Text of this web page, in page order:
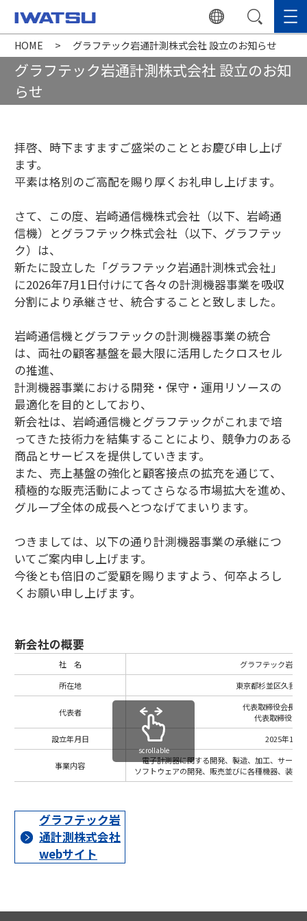
HOME グラフテック岩通計測株式会社 設立のお知らせ
グラフテック岩通計測株式会社 設立のお知
らせ
拝啓、時下ますますご盛栄のこととお慶び申し上げ
ます。
平素は格別のご高配を賜り厚くお礼申し上げます。
さて、この度、岩崎通信機株式会社（以下、岩崎通
信機）とグラフテック株式会社（以下、グラフテッ
ク）は、
新たに設立した「グラフテック岩通計測株式会社」
に2026年7月1日付けにて各々の計測機器事業を吸収
分割により承継させ、統合することと致しました。
岩崎通信機とグラフテックの計測機器事業の統合
は、両社の顧客基盤を最大限に活用したクロスセル
の推進、
計測機器事業における開発・保守・運用リソースの
最適化を目的としており、
新会社は、岩崎通信機とグラフテックがこれまで培
ってきた技術力を結集することにより、競争力のある
商品とサービスを提供していきます。
また、売上基盤の強化と顧客接点の拡充を通じて、
積極的な販売活動によってさらなる市場拡大を進め、
グループ全体の成長へとつなげてまいります。
つきましては、以下の通り計測機器事業の承継につ
いてご案内申し上げます。
今後とも倍旧のご愛顧を賜りますよう、何卒よろし
くお願い申し上げます。
新会社の概要
社 名
グラフテック岩通
所在地
東京都杉並区久我山
代表者
代表取締役会長
代表取締役
設立年月日
2025年12月
事業内容
電子計測器に関する開発、製造、加工、サービ
ソフトウェアの開発、販売並びに各種機器、装置
scrollable
グラフテック岩
通計測株式会社
webサイト